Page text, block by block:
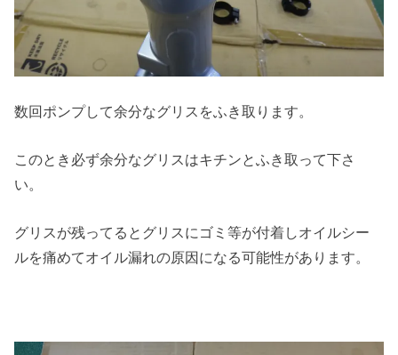
数回ポンプして余分なグリスをふき取ります。
このとき必ず余分なグリスはキチンとふき取って下さ
い。
グリスが残ってるとグリスにゴミ等が付着しオイルシー
ルを痛めてオイル漏れの原因になる可能性があります。